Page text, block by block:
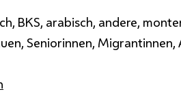
BKS, arabisch, andere,
Seniorinnen, Migrantinnen,